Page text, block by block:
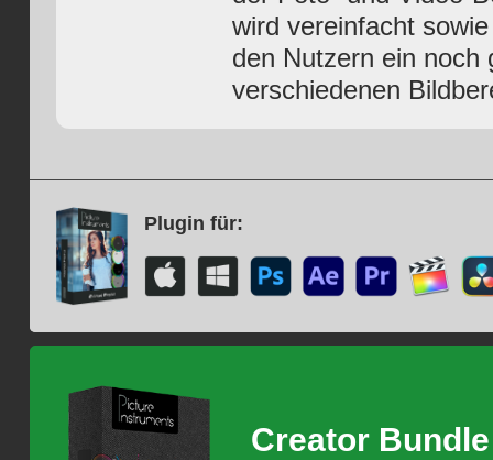
wird vereinfacht
den Nutzern ein noch
verschiedenen
Plugin für:
Creator Bundle